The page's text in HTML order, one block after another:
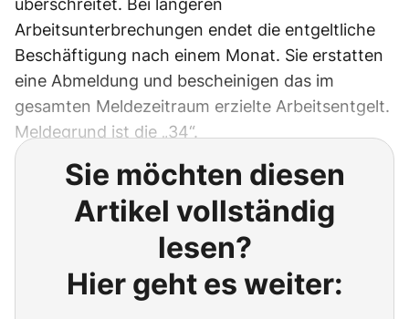
überschreitet. Bei längeren
Arbeitsunterbrechungen endet die entgeltliche
Beschäftigung nach einem Monat. Sie erstatten
eine Abmeldung und bescheinigen das im
gesamten Meldezeitraum erzielte Arbeitsentgelt.
Meldegrund ist die „34“.
Sie möchten diesen
Artikel vollständig
lesen?
Hier geht es weiter: